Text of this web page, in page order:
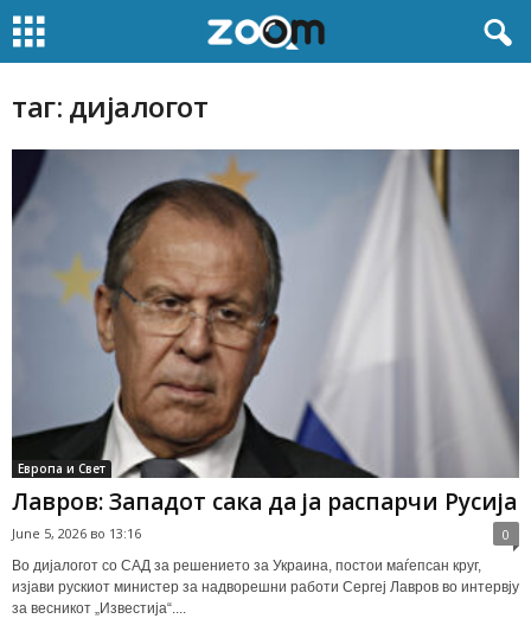
таг: дијалогот
Европа и Свет
Лавров: Западот сака да ја распарчи Русија
June 5, 2026 во 13:16 0
Во дијалогот со САД за решението за Украина, постои маѓепсан круг,
изјави рускиот министер за надворешни работи Сергеј Лавров во интервју
за весникот „Известија“....